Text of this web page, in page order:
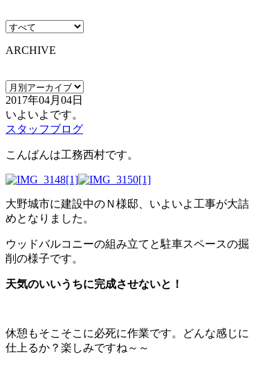
ARCHIVE
2017年04月04日
いよいよです。
スタッフブログ
こんばんは工務西村です。
大野城市に建設中のＮ様邸、いよいよ工事が大詰
めとなりました。
ウッドバルコニーの組み立てと駐車スペースの掘
削の様子です。
天気のいいうちに完成させないと！
休憩もそこそこに必死に作業です。どんな感じに
仕上るか？楽しみですね～～